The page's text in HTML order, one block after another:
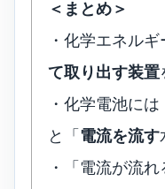
＜まとめ＞
・化学エネルギ
て取り出す装置
・化学電池には
と「 電流を流す
・「電流が流